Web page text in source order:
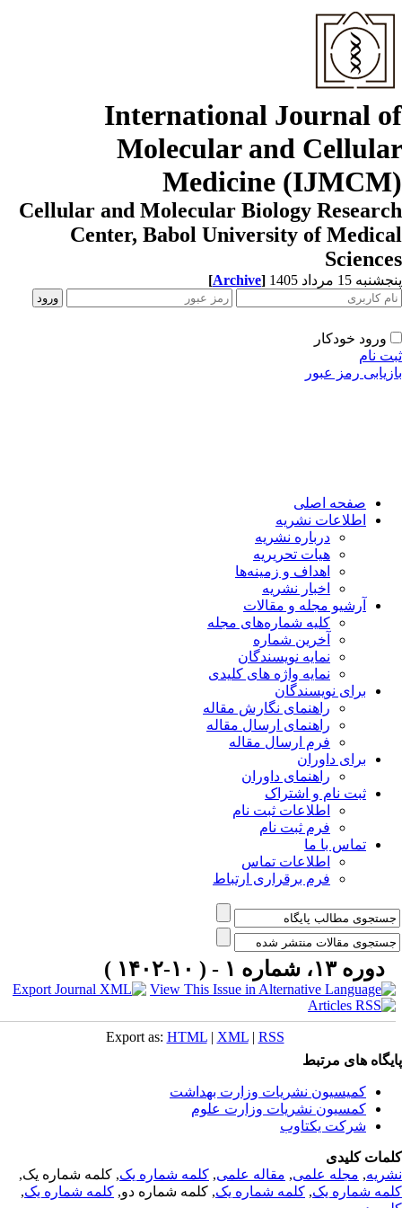
International Journal
Molecular and
Medicine
Cellular and Molecular Biology
Center, Babol University of
15 مرداد 1405 [Archive]
ورود خودکار
نام
رمز عبور
صفحه اصلی
اطلاعات نشریه
درباره نشریه
هیات تحریریه
اهداف و زمینه‌ها
اخبار نشریه
آرشیو مجله و مقالات
کلیه شماره‌های مجله
آخرین شماره
نمایه نویسندگان
نمایه واژه های کلیدی
برای نویسندگان
راهنمای نگارش مقاله
راهنمای ارسال مقاله
فرم ارسال مقاله
برای داوران
راهنمای داوران
ثبت نام و اشتراک
اطلاعات ثبت نام
فرم ثبت نام
تماس با ما
اطلاعات تماس
فرم برقراری ارتباط
دوره ۱۳، شماره ۱ - ( ۱۰-۱۴۰۲ )
Export as:HTML |XML|RSS
های مرتبط
کمیسیون نشریات وزارت بهداشت
کمسیون نشریات وزارت علوم
شرکت یکتاوب
کلیدی
,مجله علمی, مقاله علمی, کلمه شماره یک, کلمه شماره یک,
شماره یک,کلمه شماره یک, کلمه شماره دو,کلمه شماره یک,